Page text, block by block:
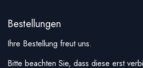
Bestellungen
Ihre Bestellung freut uns.
Bitte beachten Sie, dass diese erst